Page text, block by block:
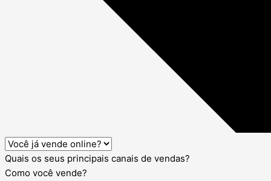
Quais os seus principais canais de vendas?
Como você vende?